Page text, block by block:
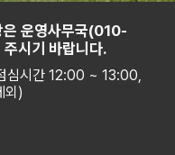
은 운영사무국(010-
시기 바랍니다.
심시간 12:00 ~ 13:00,
외)